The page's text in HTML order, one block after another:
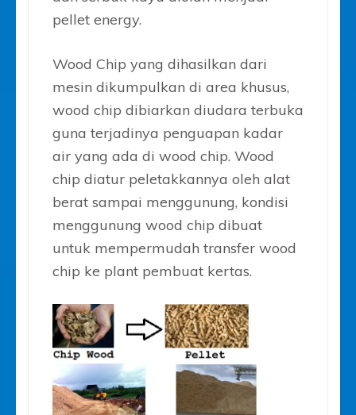
pellet energy.
Wood Chip yang dihasilkan dari
mesin dikumpulkan di area khusus,
wood chip dibiarkan diudara terbuka
guna terjadinya penguapan kadar
air yang ada di wood chip. Wood
chip diatur peletakkannya oleh alat
berat sampai menggunung, kondisi
menggunung wood chip dibuat
untuk mempermudah transfer wood
chip ke plant pembuat kertas.